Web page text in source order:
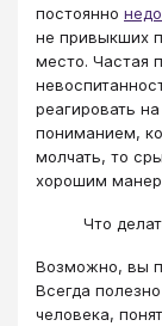
постоянно
не привыкших
место. Частая
реагировать
пониманием,
молчать, то
хорошим
Что
Возможно, вы
Всегда
человека,